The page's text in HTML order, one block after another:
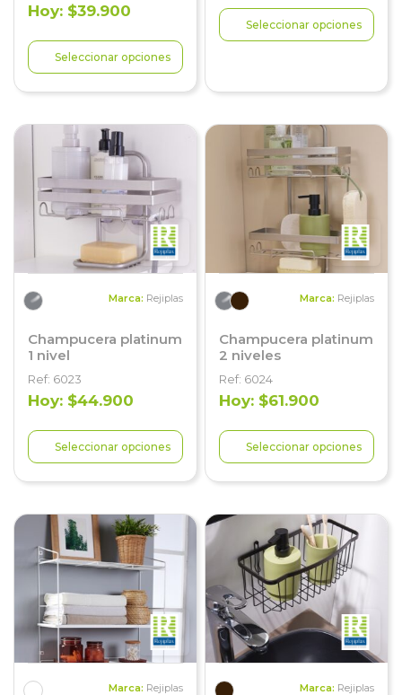
Hoy: $39.900
Seleccionar opciones
Seleccionar opciones
Marca: Rejiplas
Champucera platinum
1 nivel
Ref: 6023
Hoy: $44.900
Seleccionar opciones
Marca: Rejiplas
Champucera platinum
2 niveles
Ref: 6024
Hoy: $61.900
Seleccionar opciones
Marca: Rejiplas Marca: Rejiplas